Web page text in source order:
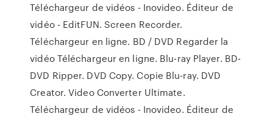
Téléchargeur de vidéos - Inovideo. Éditeur de
vidéo - EditFUN. Screen Recorder.
Téléchargeur en ligne. BD / DVD Regarder la
vidéo Téléchargeur en ligne. Blu-ray Player. BD-
DVD Ripper. DVD Copy. Copie Blu-ray. DVD
Creator. Video Converter Ultimate.
Téléchargeur de vidéos - Inovideo. Éditeur de